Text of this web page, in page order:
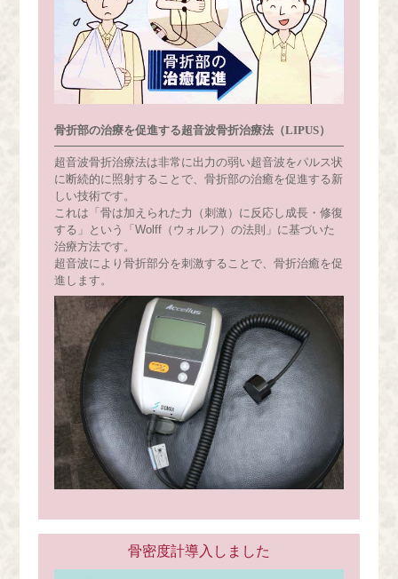
骨折部の治療を促進する超音波骨折治療法（LIPUS）
超音波骨折治療法は非常に出力の弱い超音波をパルス状
に断続的に照射することで、骨折部の治癒を促進する新
しい技術です。
これは「骨は加えられた力（刺激）に反応し成長・修復
する」という「Wolff（ウォルフ）の法則」に基づいた
治療方法です。
超音波により骨折部分を刺激することで、骨折治癒を促
進します。
骨密度計導入しました